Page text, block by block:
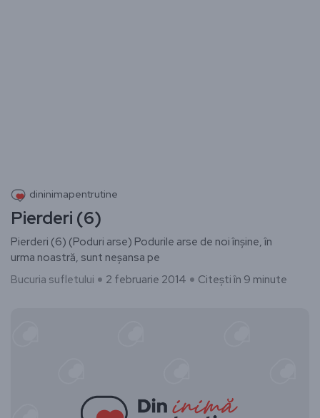
dininimapentrutine
Pierderi (6)
Pierderi (6) (Poduri arse) Podurile arse de noi înșine, în
urma noastră, sunt neșansa pe
Bucuria sufletului
2 februarie 2014 Citești în 9 minute